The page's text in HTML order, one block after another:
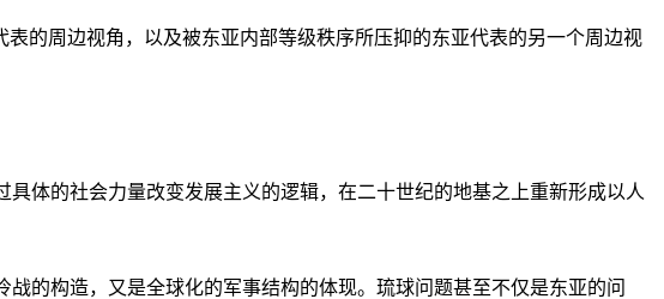
的周边视角，以及被东亚内部等级秩序所压抑的东亚代表的另一个周边视
体的社会力量改变发展主义的逻辑，在二十世纪的地基之上重新形成以人
的构造，又是全球化的军事结构的体现。琉球问题甚至不仅是东亚的问